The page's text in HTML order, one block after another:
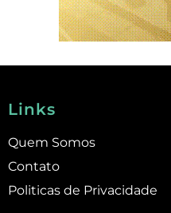
Links
Quem Somos
Contato
Politicas de Privacidade